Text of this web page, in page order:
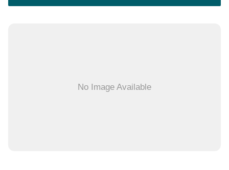
No Image Available